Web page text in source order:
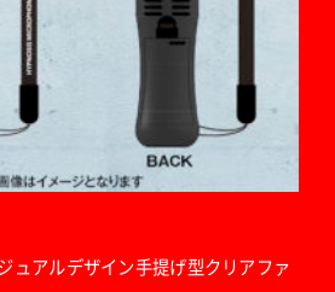
ュアルデザイン手提げ型クリアファ